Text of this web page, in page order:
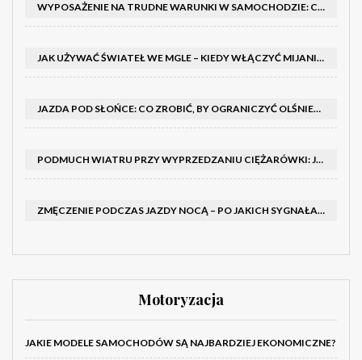
WYPOSAŻENIE NA TRUDNE WARUNKI W SAMOCHODZIE: CO MIEĆ ZIMĄ, W TRASIE I NA WYPADEK AWARII
JAK UŻYWAĆ ŚWIATEŁ WE MGLE – KIEDY WŁĄCZYĆ MIJANIA I PRZECIWMGIELNE ORAZ CZEGO NIE ROBIĆ
JAZDA POD SŁOŃCE: CO ZROBIĆ, BY OGRANICZYĆ OLŚNIENIE I POPRAWIĆ WIDOCZNOŚĆ
PODMUCH WIATRU PRZY WYPRZEDZANIU CIĘŻARÓWKI: JAK UTRZYMAĆ TOR JAZDY I OPANOWAĆ AUTO
ZMĘCZENIE PODCZAS JAZDY NOCĄ – PO JAKICH SYGNAŁACH ROZPOZNAĆ SENNOŚĆ ZA KIEROWNICĄ I KIEDY ZROBIĆ PRZERWĘ
Motoryzacja
JAKIE MODELE SAMOCHODÓW SĄ NAJBARDZIEJ EKONOMICZNE?